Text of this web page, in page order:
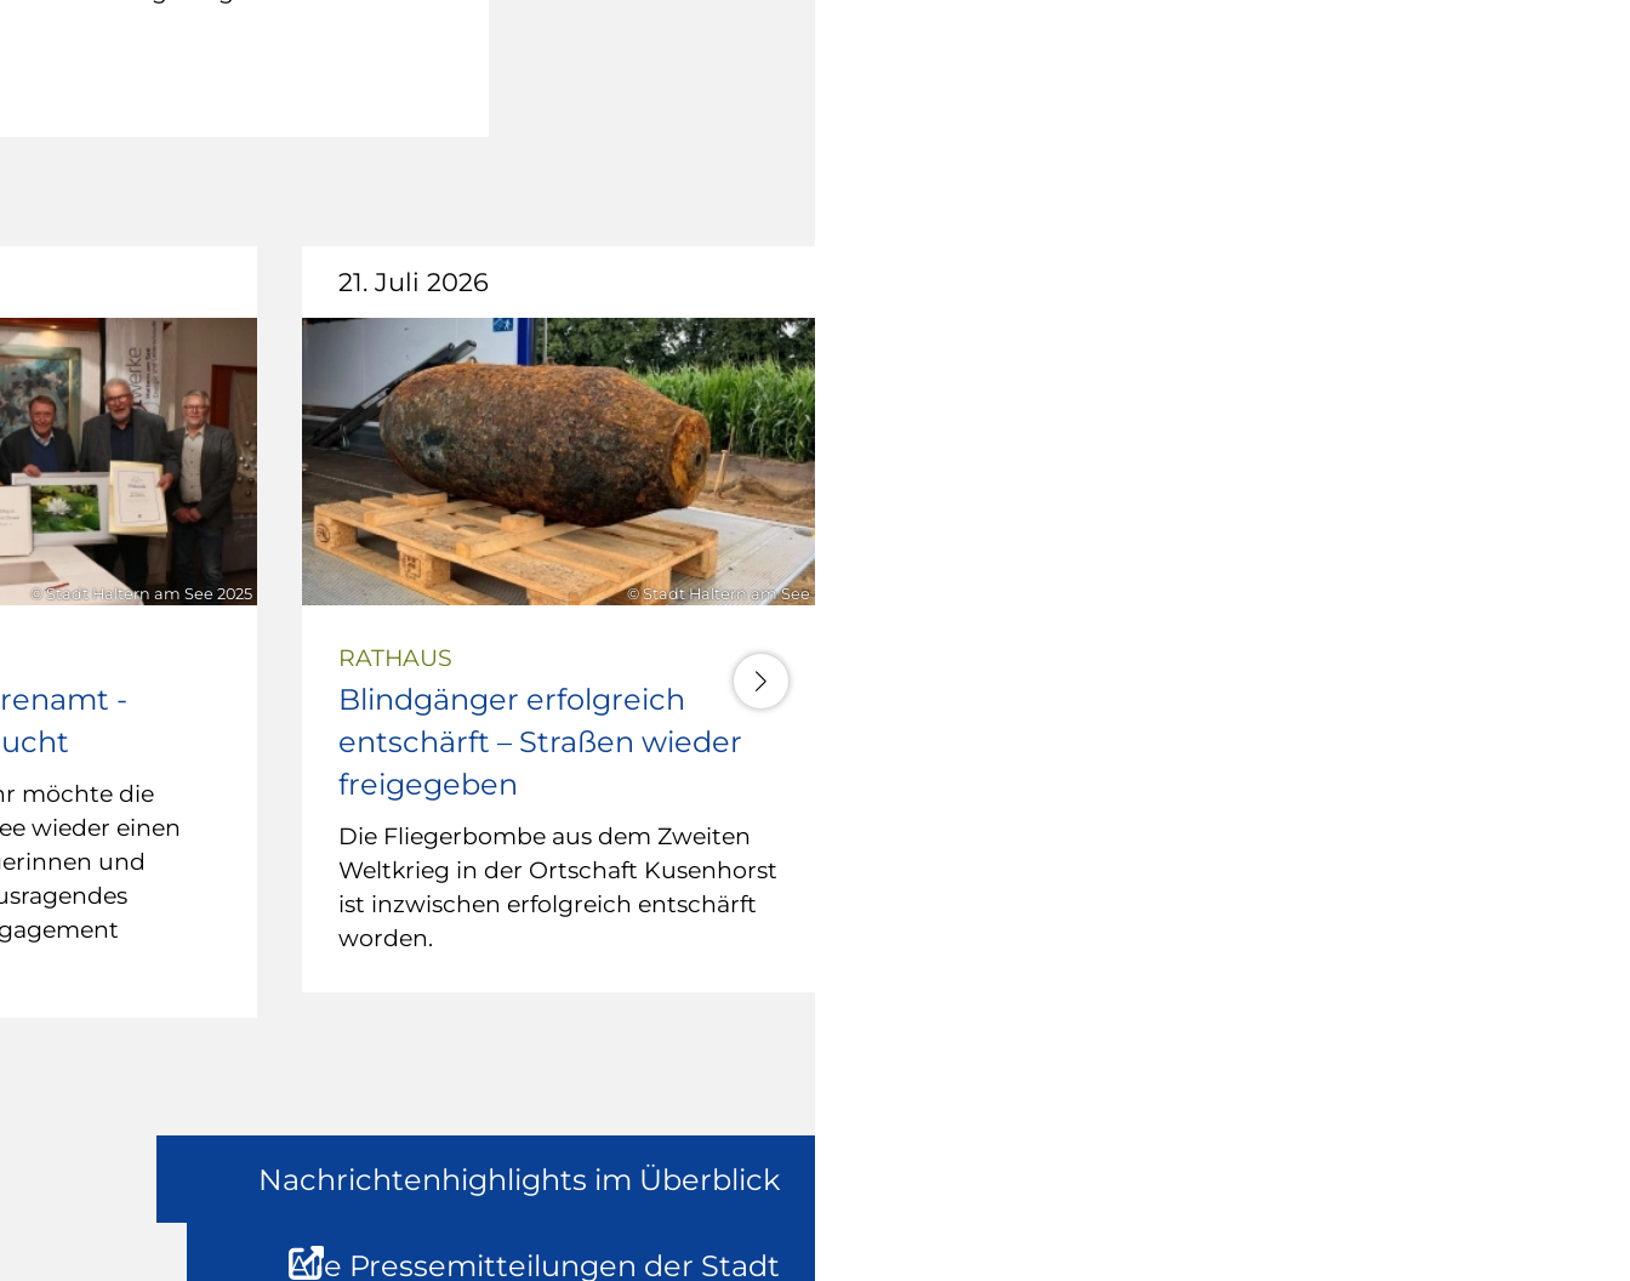
© Stadt Haltern am See 2025
-
möchte die
wieder einen
und
21. Juli 2026
© Stadt Haltern am See
RATHAUS
Blindgänger erfolgreich
entschärft – Straßen wieder
freigegeben
Die Fliegerbombe aus dem Zweiten
Weltkrieg in der Ortschaft Kusenhorst
ist inzwischen erfolgreich entschärft
worden.
Nachrichtenhighlights im Überblick
Alle Pressemitteilungen der Stadt